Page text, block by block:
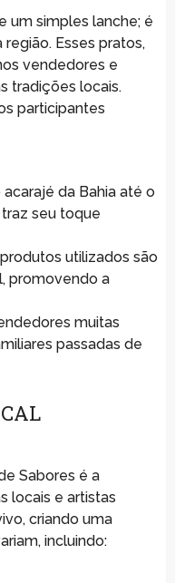
um simples lanche; é
Esses pratos,
vendedores e
tradições locais.
participantes
da Bahia até o
seu toque
utilizados são
promovendo a
muitas
passadas de
Sabores é a
locais e artistas
criando uma
incluindo: